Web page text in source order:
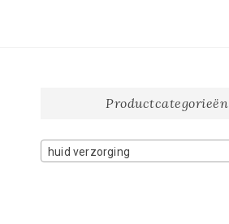
Productcategorieën
huid verzorging